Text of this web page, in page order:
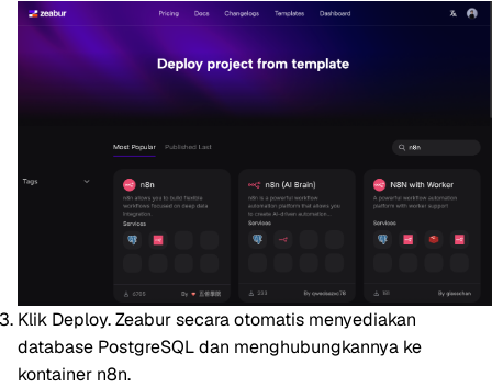
Klik Deploy. Zeabur secara otomatis menyediakan
database PostgreSQL dan menghubungkannya ke
kontainer n8n.